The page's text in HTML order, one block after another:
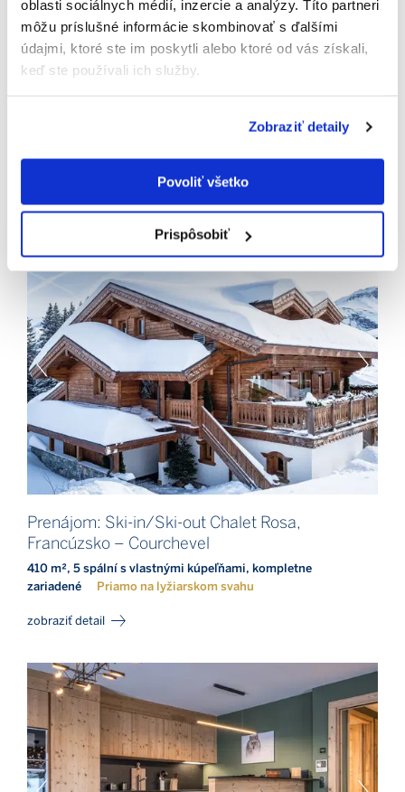
oblasti sociálnych médií, inzercie a analýzy. Títo partneri
môžu príslušné informácie skombinovať s ďalšími
údajmi, ktoré ste im poskytli alebo ktoré od vás získali,
keď ste používali ich služby.
Zobraziť detaily
Povoliť všetko
Prispôsobiť
apartmán 140 m², 3 spálne, 5 izieb Ski in / ski out
Prenájom: Ski-in/Ski-out Chalet Rosa,
Francúzsko – Courchevel
410 m², 5 spální s vlastnými kúpeľňami, kompletne
zariadené
Priamo na lyžiarskom svahu
zobraziť detail